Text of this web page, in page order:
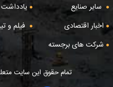
سایر صنایع
یادداشت
اخبار اقتصادی
فیلم و
شرکت های برجسته
تمام حقوق این سایت